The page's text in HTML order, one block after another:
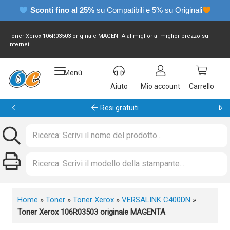
Sconti fino al 25% su Compatibili e 5% su Originali
Toner Xerox 106R03503 originale MAGENTA al miglior al miglior prezzo su
Internet!
Menù
Aiuto
Mio account Carrello
Garanzia 24 mesi
Home » Toner » Toner Xerox » VERSALINK C400DN »
Toner Xerox 106R03503 originale MAGENTA